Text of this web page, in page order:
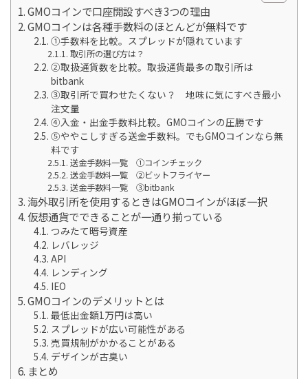
GMOコインで口座開設すべき3つの理由
GMOコインは各種手数料のほとんどが無料です
①手数料を比較。スプレッドが隠れています
取引所の選び方は？
②取扱通貨数を比較。取扱通貨最多の取引所は
bitbank
③取引所で買わせたくない？ 地味に気にすべき最小
注文量
④入金・出金手数料比較。GMOコインの圧勝です
⑤ややこしすぎる送金手数料。でもGMOコインなら無
料です
送金手数料一覧 ①コインチェック
送金手数料一覧 ②ビットフライヤー
送金手数料一覧 ③bitbank
海外取引所を使用するときはGMOコインがほぼ一択
仮想通貨でできることが一通り揃っている
つみたて暗号資産
レバレッジ
API
レンディング
IEO
GMOコインのデメリットとは
最低出金額1万円は高い
スプレッドが広い可能性がある
売買規制がかかることがある
デザインが古臭い
まとめ